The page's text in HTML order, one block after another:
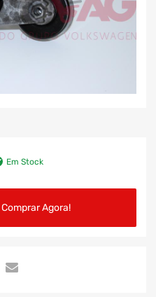
Em Stock
Comprar Agora!